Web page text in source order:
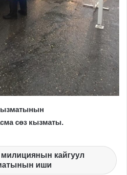
сөз кызматы.
кайгуул
иши